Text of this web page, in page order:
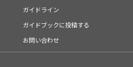
ガイドライン
ガイドブックに投稿する
お問い合わせ